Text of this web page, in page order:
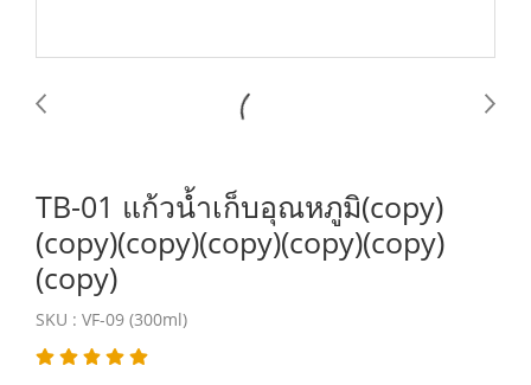
TB-01 แก้วน้ำเก็บอุณหภูมิ(copy)
(copy)(copy)(copy)(copy)(copy)
(copy)
SKU : VF-09 (300ml)